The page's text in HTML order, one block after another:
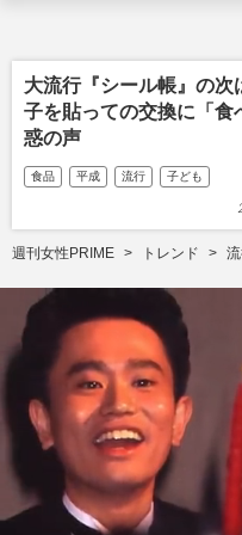
大流行『シール帳』の
子を貼っての交換に「
惑の声
食品 平成 流行 子ども
週刊女性PRIME トレンド